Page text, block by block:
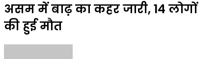
असम में बाढ़ का कहर जारी, 14 लोगों
की हुई मौत